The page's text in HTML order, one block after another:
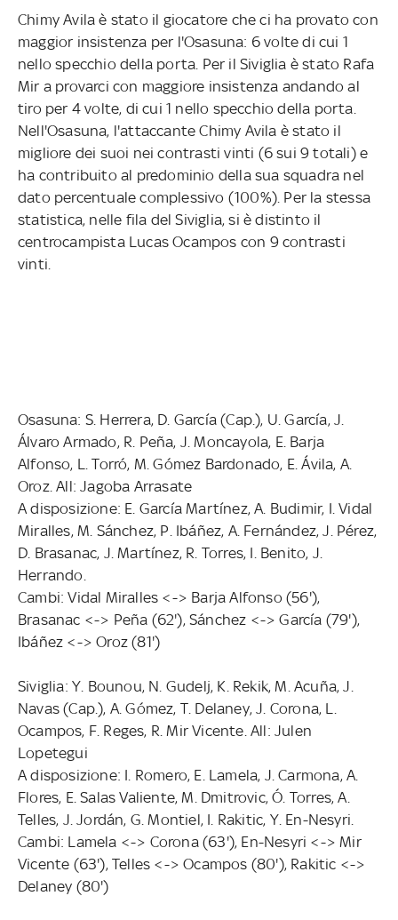
Chimy Avila è stato il giocatore che ci ha provato con
maggior insistenza per l'Osasuna: 6 volte di cui 1
nello specchio della porta. Per il Siviglia è stato Rafa
Mir a provarci con maggiore insistenza andando al
tiro per 4 volte, di cui 1 nello specchio della porta.
Nell'Osasuna, l'attaccante Chimy Avila è stato il
migliore dei suoi nei contrasti vinti (6 sui 9 totali) e
ha contribuito al predominio della sua squadra nel
dato percentuale complessivo (100%). Per la stessa
statistica, nelle fila del Siviglia, si è distinto il
centrocampista Lucas Ocampos con 9 contrasti
vinti.
Osasuna: S. Herrera, D. García (Cap.), U. García, J.
Álvaro Armado, R. Peña, J. Moncayola, E. Barja
Alfonso, L. Torró, M. Gómez Bardonado, E. Ávila, A.
Oroz. All: Jagoba Arrasate
A disposizione: E. García Martínez, A. Budimir, I. Vidal
Miralles, M. Sánchez, P. Ibáñez, A. Fernández, J. Pérez,
D. Brasanac, J. Martínez, R. Torres, I. Benito, J.
Herrando.
Cambi: Vidal Miralles <-> Barja Alfonso (56'),
Brasanac <-> Peña (62'), Sánchez <-> García (79'),
Ibáñez <-> Oroz (81')
Siviglia: Y. Bounou, N. Gudelj, K. Rekik, M. Acuña, J.
Navas (Cap.), A. Gómez, T. Delaney, J. Corona, L.
Ocampos, F. Reges, R. Mir Vicente. All: Julen
Lopetegui
A disposizione: I. Romero, E. Lamela, J. Carmona, A.
Flores, E. Salas Valiente, M. Dmitrovic, Ó. Torres, A.
Telles, J. Jordán, G. Montiel, I. Rakitic, Y. En-Nesyri.
Cambi: Lamela <-> Corona (63'), En-Nesyri <-> Mir
Vicente (63'), Telles <-> Ocampos (80'), Rakitic <->
Delaney (80')